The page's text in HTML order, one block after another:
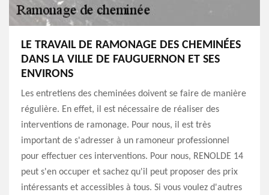
LE TRAVAIL DE RAMONAGE DES CHEMINÉES
DANS LA VILLE DE FAUGUERNON ET SES
ENVIRONS
Les entretiens des cheminées doivent se faire de manière
régulière. En effet, il est nécessaire de réaliser des
interventions de ramonage. Pour nous, il est très
important de s'adresser à un ramoneur professionnel
pour effectuer ces interventions. Pour nous, RENOLDE 14
peut s'en occuper et sachez qu'il peut proposer des prix
intéressants et accessibles à tous. Si vous voulez d'autres